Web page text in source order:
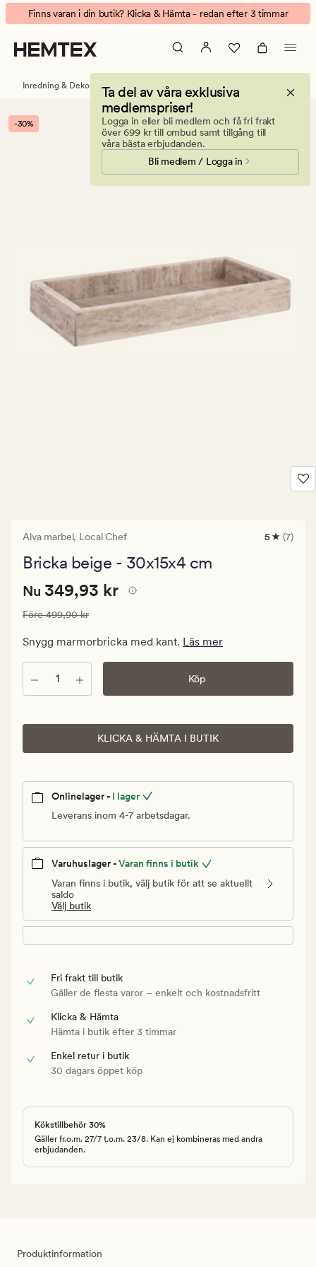
Alva
marbel
bricka
beige
Animerad
banner.
Klicka
på
att
pausa.
Finns varan i din butik? Klicka & Hämta - redan efter 3 timmar
Ta del av våra exklusiva
medlemspriser!
Logga in eller bli medlem och få fri frakt
över 699 kr till ombud samt tillgång till
våra bästa erbjudanden.
Bli medlem / Logga in
Inredning & Dekorationer Brickor och fat
-30%
Alva marbel, Local Chef
7
5 (7)
Bricka beige - 30x15x4 cm
Nuvarande
349,93
kr.
Nuvarande pris
Nu 349,93 kr
Ordinarie pris 499,90 kr
Före499,90 kr
Snygg marmorbricka med kant. Läs mer
Antal Köp
KLICKA & HÄMTA I BUTIK
Onlinelager - I lager
Leverans inom 4-7 arbetsdagar.
Varuhuslager -Varan finns i butik
Varan finns i butik, välj butik för att se aktuellt
saldo
Välj butik
Fri frakt till butik
Gäller de flesta varor – enkelt och kostnadsfritt
Klicka & Hämta
Hämta i butik efter 3 timmar
Enkel retur i butik
30 dagars öppet köp
Kökstillbehör 30%
Gäller fr.o.m. 27/7 t.o.m. 23/8. Kan ej kombineras med andra
erbjudanden.
Produktinformation